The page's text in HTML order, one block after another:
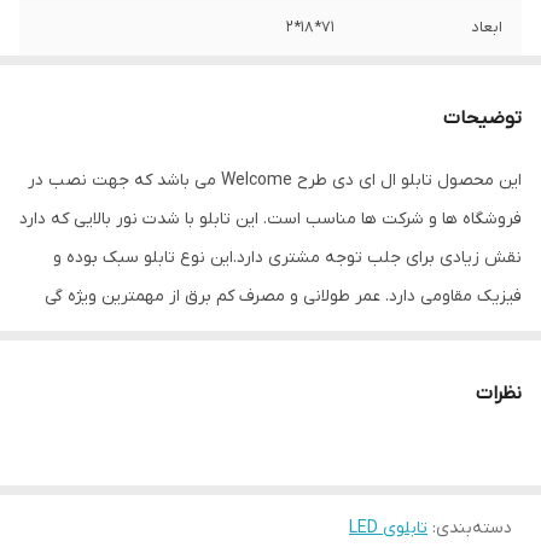
ابعاد 71*18*2
توضیحات
این محصول تابلو ال ای دی طرح Welcome می باشد که جهت نصب در
فروشگاه ها و شرکت ها مناسب است. این تابلو با شدت نور بالایی که دارد
نقش زیادی برای جلب توجه مشتری دارد.این نوع تابلو سبک بوده و
فیزیک مقاومی دارد. عمر طولانی و مصرف کم برق از مهمترین ویژه گی
روی شیشه این تابلو می تواند در هر موقعیتی که لازم باشد آویز شود و
نداشته باشیم. با شدت نور بالا این تابلو روز دید است و بر خلاف نمونه
نظرات
دسته‌بندی: تابلوی LED